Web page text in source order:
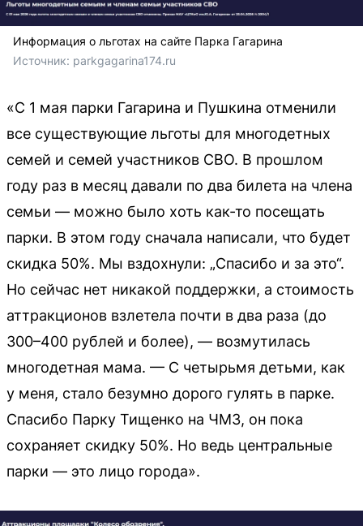
Информация о льготах на сайте Парка Гагарина
Источник: parkgagarina174.ru
«С 1 мая парки Гагарина и Пушкина отменили
все существующие льготы для многодетных
семей и семей участников СВО. В прошлом
году раз в месяц давали по два билета на члена
семьи — можно было хоть как-то посещать
парки. В этом году сначала написали, что будет
скидка 50%. Мы вздохнули: „Спасибо и за это“.
Но сейчас нет никакой поддержки, а стоимость
аттракционов взлетела почти в два раза (до
300–400 рублей и более), — возмутилась
многодетная мама. — С четырьмя детьми, как
у меня, стало безумно дорого гулять в парке.
Спасибо Парку Тищенко на ЧМЗ, он пока
сохраняет скидку 50%. Но ведь центральные
парки — это лицо города».